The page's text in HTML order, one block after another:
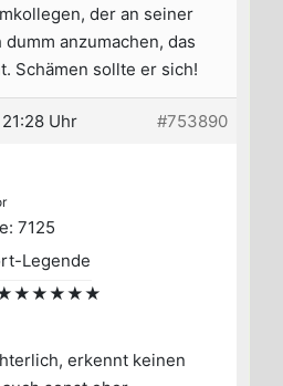
der an seiner
anzumachen, das
Schämen sollte er sich!
Uhr #753890
7125
Legende
erkennt keinen